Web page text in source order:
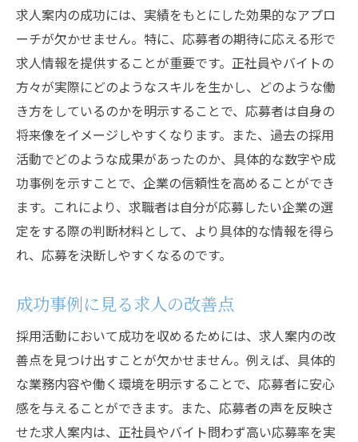
求人案内の成功には、実績をもとにした効果的なアプロ
ーチが欠かせません。特に、応募者の期待に応える形で
求人情報を提供することが重要です。正社員やバイトの
方々が実際にどのようなスキルを生かし、どのような働
き方をしているのかを明示することで、応募者は自身の
将来像をイメージしやすくなります。また、過去の採用
活動でどのような成果があったのか、具体的な数字や成
功事例を示すことで、企業の信頼性を高めることができ
ます。これにより、求職者は自分が応募したい企業の選
定をする際の判断材料として、より具体的な情報を得ら
れ、応募を決断しやすくなるのです。
成功事例に見る求人の改善点
採用活動において成功を収めるためには、求人案内の改
善点を見つけ出すことが欠かせません。例えば、具体的
な業務内容や働く環境を明示することで、応募者に安心
感を与えることができます。また、応募者の声を反映さ
せた求人案内は、正社員やバイト問わず高い応募率を実